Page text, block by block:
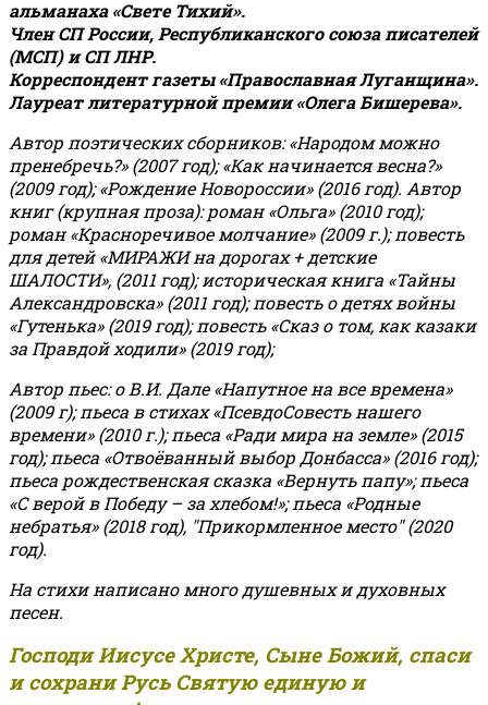
альманаха «Свете Тихий».
Член СП России, Республиканского союза писателей
(МСП) и СП ЛНР.
Корреспондент газеты «Православная Луганщина».
Лауреат литературной премии «Олега Бишерева».
Автор поэтических сборников: «Народом можно
пренебречь?» (2007 год); «Как начинается весна?»
(2009 год); «Рождение Новороссии» (2016 год). Автор
книг (крупная проза): роман «Ольга» (2010 год);
роман «Красноречивое молчание» (2009 г.); повесть
для детей «МИРАЖИ на дорогах + детские
ШАЛОСТИ», (2011 год); историческая книга «Тайны
Александровска» (2011 год); повесть о детях войны
«Гутенька» (2019 год); повесть «Сказ о том, как казаки
за Правдой ходили» (2019 год);
Автор пьес: о В.И. Дале «Напутное на все времена»
(2009 г); пьеса в стихах «ПсевдоСовесть нашего
времени» (2010 г.); пьеса «Ради мира на земле» (2015
год); пьеса «Отвоёванный выбор Донбасса» (2016 год);
пьеса рождественская сказка «Вернуть папу»; пьеса
«С верой в Победу – за хлебом!»;пьеса «Родные
небратья» (2018 год), "Прикормленное место" (2020
год).
На стихи написано много душевных и духовных
песен.
Господи Иисусе Христе, Сыне Божий, спаси
и сохрани Русь Святую единую и